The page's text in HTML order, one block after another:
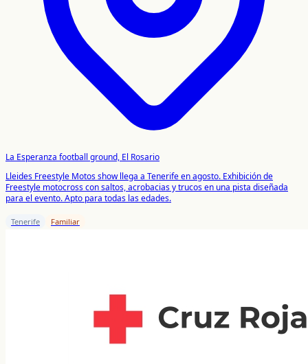
La Esperanza football ground, El Rosario
Lleides Freestyle Motos show llega a Tenerife en agosto. Exhibición de
Freestyle motocross con saltos, acrobacias y trucos en una pista diseñada
para el evento. Apto para todas las edades.
Tenerife Familiar